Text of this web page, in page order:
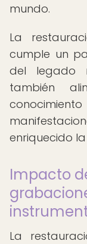
mundo.
La
cumple un
del legado
también
enriquecido
Impacto
La